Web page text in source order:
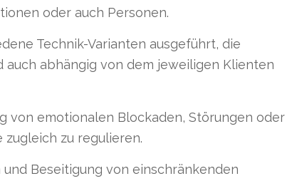
oder auch Personen.
Technik-Varianten ausgeführt, die
auch abhängig von dem jeweiligen Klienten
von emotionalen Blockaden, Störungen oder
zu regulieren.
Beseitigung von einschränkenden